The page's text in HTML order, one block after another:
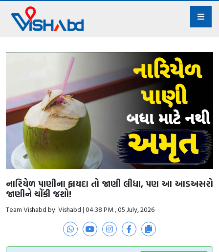
નારિયેળ પાણીના ફાયદા તો જાણી લીધા, પણ આ આડઅસરો
જાણીને ચોંકી જશો!
Team Vishabd by: Vishabd | 04:38 PM , 05 July, 2026